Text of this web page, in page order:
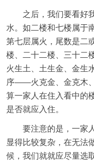
之后，我们要看好
水。如二楼和七楼属于
第七层属火，尾数是二
楼、二十二楼、三十
火生土、土生金、金生
序——火克金、金克木
算一家人在住入看中的
是否就应入住。
要注意的是，一家
显得比较复杂，在无法
候，我们就就应尽量选